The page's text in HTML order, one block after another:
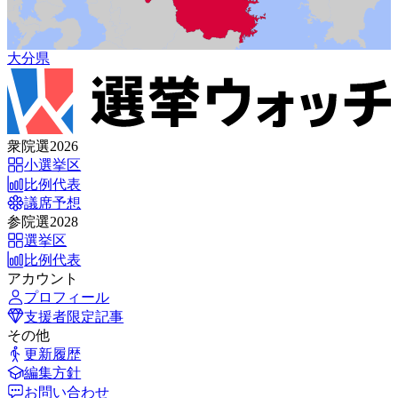
大分県
衆院選2026
小選挙区
比例代表
議席予想
参院選2028
選挙区
比例代表
アカウント
プロフィール
支援者限定記事
その他
更新履歴
編集方針
お問い合わせ